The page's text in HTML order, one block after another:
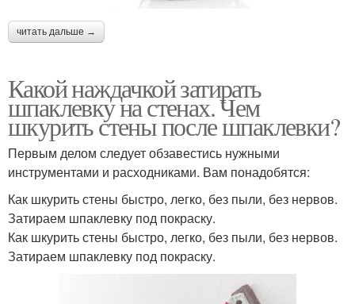
читать дальше →
Какой наждачкой затирать
шпаклевку на стенах. Чем
шкурить стены после шпаклевки?
Первым делом следует обзавестись нужными
инструментами и расходниками. Вам понадобятся:
Как шкурить стены быстро, легко, без пыли, без нервов.
Затираем шпаклевку под покраску.
Как шкурить стены быстро, легко, без пыли, без нервов.
Затираем шпаклевку под покраску.